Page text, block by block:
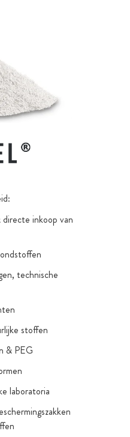
inkoop van
technische
stoffen
& PEG
laboratoria